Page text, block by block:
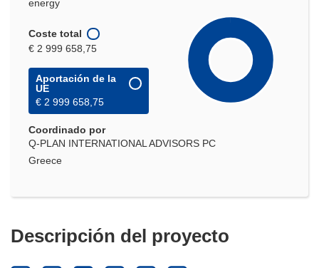
energy
Coste total
€ 2 999 658,75
Aportación de la
UE
€ 2 999 658,75
Coordinado por
Q-PLAN INTERNATIONAL ADVISORS PC
Greece
Descripción del proyecto